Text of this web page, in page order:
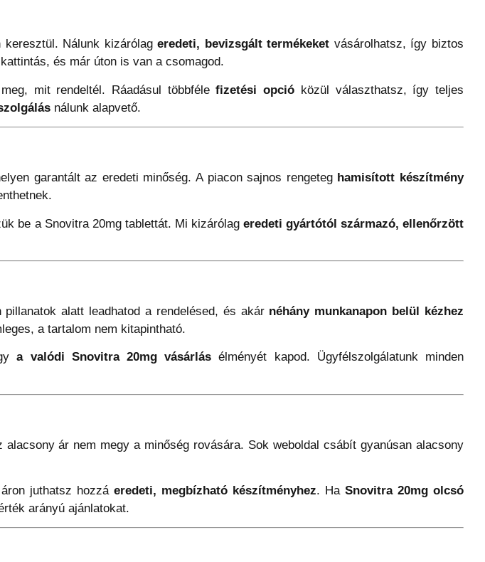
keresztül. Nálunk kizárólageredeti, bevizsgált termékeket vásárolhatsz, így biztos
és már úton is van a csomagod.
mit rendeltél. Ráadásul többfélefizetési opció közül választhatsz, így teljes
nálunk alapvető.
garantált az eredeti minőség. A piacon sajnos rengeteg hamisított készítmény
be a Snovitra 20mg tablettát. Mi kizárólag eredeti gyártótól származó, ellenőrzött
alatt leadhatod a rendelésed, és akár néhány munkanapon belül kézhez
a tartalom nem kitapintható.
a valódi Snovitra 20mg vásárlás élményét kapod. Ügyfélszolgálatunk minden
ár nem megy a minőség rovására. Sok weboldal csábít gyanúsan alacsony
juthatsz hozzá eredeti, megbízható készítményhez. Ha Snovitra 20mg olcsó
arányú ajánlatokat.